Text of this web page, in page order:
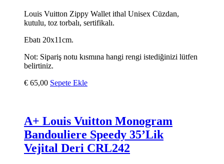
Louis Vuitton Zippy Wallet ithal Unisex Cüzdan,
kutulu, toz torbalı, sertifikalı.
Ebatı 20x11cm.
Not: Sipariş notu kısmına hangi rengi istediğinizi lütfen
belirtiniz.
€ 65,00 Sepete Ekle
A+ Louis Vuitton Monogram
Bandouliere Speedy 35’Lik
Vejital Deri CRL242